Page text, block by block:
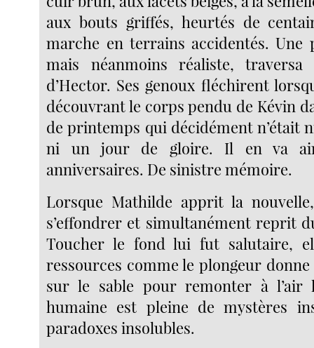
aux bouts griffés, heurtés de
marche en terrains accidentés. Une
mais néanmoins réaliste, traversa
d’Hector. Ses genoux fléchirent
découvrant le corps pendu de Kévin
de printemps qui décidément n’était
ni un jour de gloire. Il en va
anniversaires. De sinistre mémoire.
Lorsque Mathilde apprit la
s’effondrer et simultanément reprit
Toucher le fond lui fut salutaire,
ressources comme le plongeur
sur le sable pour remonter à l’air
humaine est pleine de mystères
paradoxes insolubles.